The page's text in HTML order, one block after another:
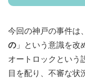
今回の神戸の事件は
の 」という意識を改
オートロックという
目を配り、不審な状